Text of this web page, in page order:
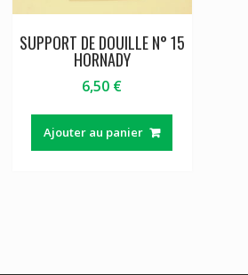
SUPPORT DE DOUILLE N° 15
HORNADY
6,50 €
Ajouter au panier